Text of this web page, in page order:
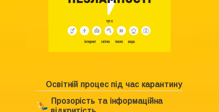
Освітній процес під час карантину
Прозорість та інформаційна